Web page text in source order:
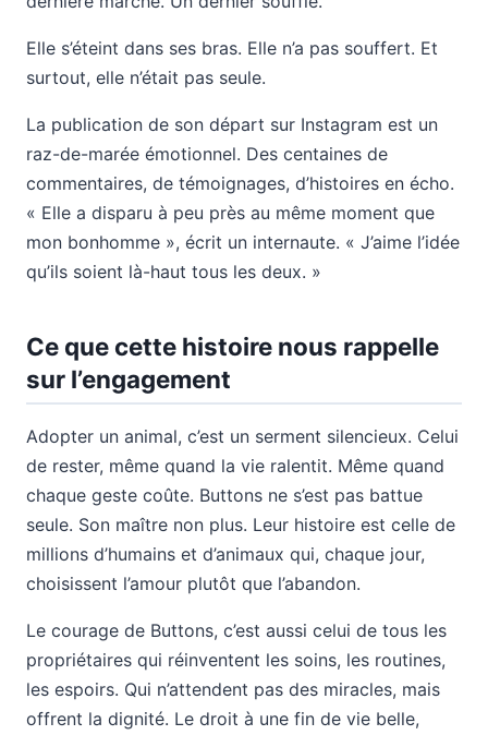
Elle s’éteint dans ses bras. Elle n’a pas souffert. Et
surtout, elle n’était pas seule.
La publication de son départ sur Instagram est un
raz-de-marée émotionnel. Des centaines de
commentaires, de témoignages, d’histoires en écho.
« Elle a disparu à peu près au même moment que
mon bonhomme », écrit un internaute. « J’aime l’idée
qu’ils soient là-haut tous les deux. »
Ce que cette histoire nous rappelle
sur l’engagement
Adopter un animal, c’est un serment silencieux. Celui
de rester, même quand la vie ralentit. Même quand
chaque geste coûte. Buttons ne s’est pas battue
seule. Son maître non plus. Leur histoire est celle de
millions d’humains et d’animaux qui, chaque jour,
choisissent l’amour plutôt que l’abandon.
Le courage de Buttons, c’est aussi celui de tous les
propriétaires qui réinventent les soins, les routines,
les espoirs. Qui n’attendent pas des miracles, mais
offrent la dignité. Le droit à une fin de vie belle,